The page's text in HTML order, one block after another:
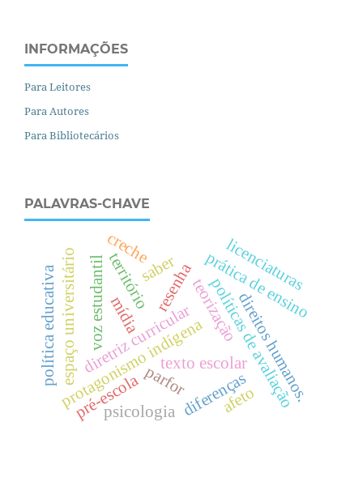
INFORMAÇÕES
Para Leitores
Para Autores
Para Bibliotecários
PALAVRAS-CHAVE
resenha
território
diretriz curricular
prática de ensino
texto escolarpolíticas de avaliação
espaço universitário
protagonismo indígena
saber
política educativa mídia d
i
r
e
i
t
o
s
h
u
m
a
n
o
s
.
licenciaturas
parfor
voz estudantil
pré-escola
creche
psicologia
teorização
diferenças
afeto